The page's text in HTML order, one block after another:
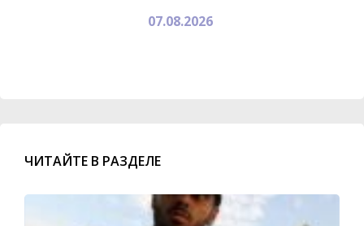
07.08.2026
ЧИТАЙТЕ В РАЗДЕЛЕ